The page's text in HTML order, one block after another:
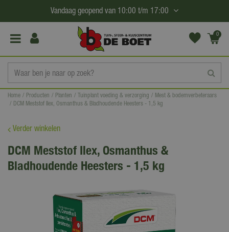
a
Home Producten Planten Tuinplant voeding & verzorging
Mest & bodemverbeteraars
DCM Meststof Ilex, Osmanthus & Bladhoudende Heesters - 1,5 kg
Vandaag geopend van 10:00 t/m 17:00
0
(€0,
Verder winkelen
DCM Meststof Ilex, Osmanthus &
Bladhoudende Heesters - 1,5 kg